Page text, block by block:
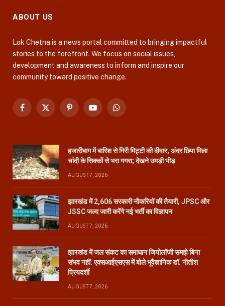
ABOUT US
Lok Chetna is a news portal committed to bringing impactful
stories to the forefront. We focus on social issues,
development and awareness to inform and inspire our
community toward positive change.
Facebook
X
PinterestYouTubeWhatsApp
हजारीबाग में बारिश से गिरी मिट्टी की दीवार, अंदर छिपा मिला
चांदी के सिक्कों से भरा गगरा; देखने उमड़ी भीड़
AUGUST 7, 2026
झारखंड में 2,606 सरकारी नौकरियों की तैयारी, JPSC और
JSSC जल्द जारी करेंगे नई भर्ती का विज्ञापन
AUGUST 7, 2026
झारखंड में जल संकट का समाधान जियोलॉजी समझे बिना
संभव नहीं: एक्सआईएसएस में बोले भूवैज्ञानिक डॉ. नीतीश
प्रियदर्शी
AUGUST 7, 2026